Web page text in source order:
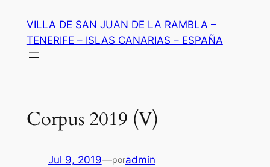
contenido
VILLA DE SAN JUAN DE LA RAMBLA –
TENERIFE – ISLAS CANARIAS – ESPAÑA
Corpus 2019 (V)
Jul 9, 2019—poradmin